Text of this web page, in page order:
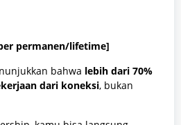
permanen/lifetime]
bahwa lebih dari 70%
dari koneksi, bukan